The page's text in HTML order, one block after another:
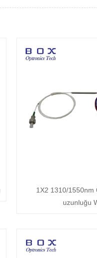
1X2 1310/1550nm
uzunluğu